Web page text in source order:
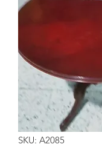
SKU: A2085